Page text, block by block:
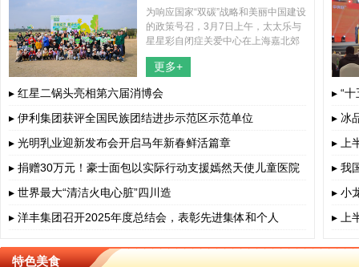
共植希望之树
为响应国家“双碳”战略和美丽中国建设
的政策号召，3月7日上午，太太乐与
星星彩自闭症关爱中心在上海嘉北郊
野公园内共同举办了一场别开生面的
2025年植树节特别活动，结合了植树
更多+
▸ 红星二锅头亮相第六届消博会
▸ 伊利集团获评全国民族团结进步示范区示范单位
▸ 光明乳业迎新发布会开启马年新春鲜活篇章
▸ 捐赠30万元！豪士面包以实际行动支援嫣然天使儿童医院
▸ 世界最大“清洁火电心脏”四川造
▸ 洋丰集团召开2025年度总结会，表彰先进集体和个人
▸ “
▸ 冰
▸ 上
▸ 我
▸ 小
▸ 上
特色美食